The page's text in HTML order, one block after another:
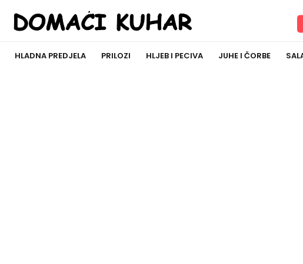
HLADNA PREDJELA PRILOZI HLJEB I PECIVA JUHE I ČORBE